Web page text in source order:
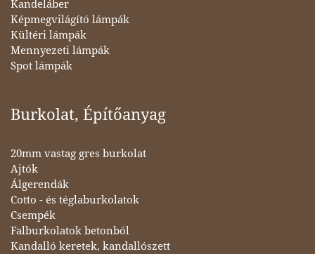
Kandeláber
Képmegvilágító lámpák
Kültéri lámpák
Mennyezeti lámpák
Spot lámpák
Burkolat, Építőanyag
20mm vastag gres burkolat
Ajtók
Álgerendák
Cotto - és téglaburkolatok
Csempék
Falburkolatok betonból
Kandalló keretek, kandallószett